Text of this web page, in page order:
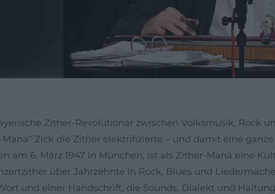
Zither-Revolutionär zwischen Volksmusik, Rock
Zick die Zither elektrifizierte – und damit eine
am 6. März 1947 in München, ist als Zither-Manä eine
über Jahrzehnte in Rock, Blues und
und einer Handschrift, die Sounds, Dialekt und